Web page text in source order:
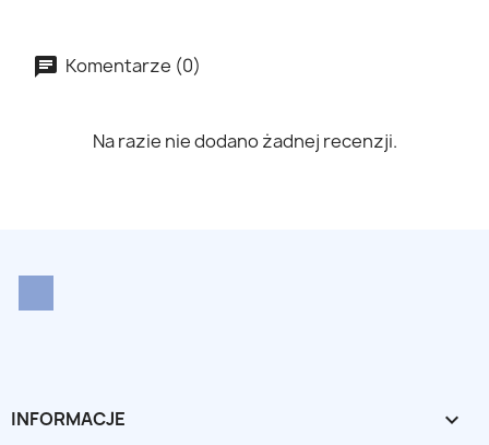
Komentarze (0)
Na razie nie dodano żadnej recenzji.
INFORMACJE 